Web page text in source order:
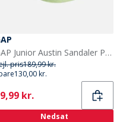
GAP Junior Austin Sandaler Pastel Green Santorini
pris189,99 kr.
130,00 kr.
kr.
Nedsat